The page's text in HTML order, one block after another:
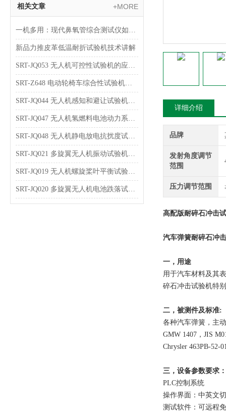
相关文章 +MORE
一机多用：现代鼻氧管综合测试仪如何实现多参数一体化检测
新品力推皮革低温耐折试验机技术讲解
SRT-JQ053 无人机可控性试验机的应用介绍 可按需定制
SRT-Z648 电动轮椅车综合性试验机的特点有哪些
SRT-JQ044 无人机感知和避让试验机可以用在哪些方面
SRT-JQ047 无人机氢燃料电池动力系统试验机的简单介绍 按需定制
SRT-JQ048 无人机静电放电抗扰度试验机的应用介绍 提供技术指导
SRT-JQ021 多旋翼无人机振动试验机的应用介绍 技术说明
SRT-JQ019 无人机螺旋桨叶平衡试验机简单介绍 质量保证
SRT-JQ020 多旋翼无人机电池跌落试验机简单介绍 质量保证
详细介绍
品牌
发射角度调节
范围
压力调节范围
高配版耐碎石冲击
汽车弹簧耐碎石冲
一，用途
用于汽车材料及其
碎石冲击试验机特
二，被测件及标准:
各种汽车弹簧，主
GMW 1407，JIS
Chrysler 463PB-52-
三，设备参数要求：
PLC控制系统
操作界面：中英文
测试软件：可远程